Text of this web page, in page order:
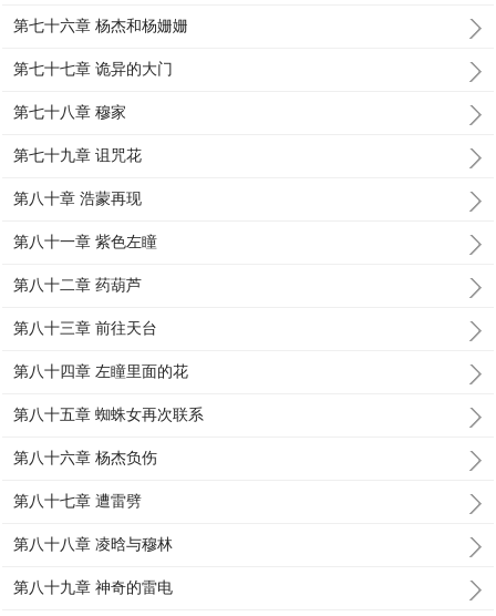
第七十六章 杨杰和杨姗姗
第七十七章 诡异的大门
第七十八章 穆家
第七十九章 诅咒花
第八十章 浩蒙再现
第八十一章 紫色左瞳
第八十二章 药葫芦
第八十三章 前往天台
第八十四章 左瞳里面的花
第八十五章 蜘蛛女再次联系
第八十六章 杨杰负伤
第八十七章 遭雷劈
第八十八章 凌晗与穆林
第八十九章 神奇的雷电